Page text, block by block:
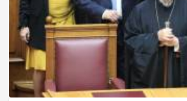
Πολιτική
Οικονομία
Αθλητικά